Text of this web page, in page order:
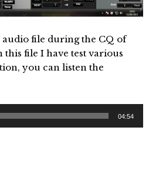
file during the CQ of
this file I have test various
you can listen the
04:54